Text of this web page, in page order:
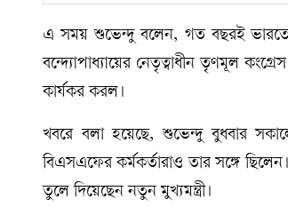
এ সময় শুভেন্দু বলেন, গত বছরই ভারতের
বন্দ্যোপাধ্যায়ের নেতৃত্বাধীন তৃণমূল
কার্যকর করল।
খবরে বলা হয়েছে, শুভেন্দু বুধবার
বিএসএফের কর্মকর্তারাও তার সঙ্গে
তুলে দিয়েছেন নতুন মুখ্যমন্ত্রী।